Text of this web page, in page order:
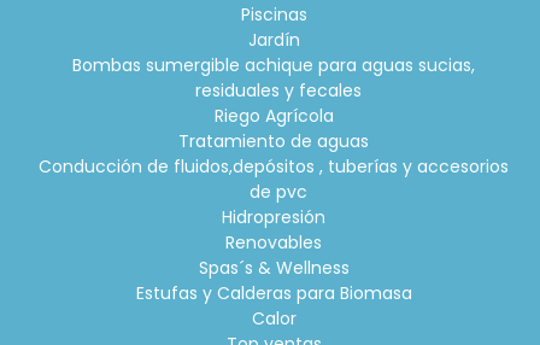
Piscinas
Jardín
Bombas sumergible achique para aguas sucias,
residuales y fecales
Riego Agrícola
Tratamiento de aguas
Conducción de fluidos,depósitos , tuberías y accesorios
de pvc
Hidropresión
Renovables
Spas´s & Wellness
Estufas y Calderas para Biomasa
Calor